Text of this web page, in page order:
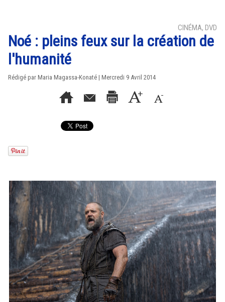
CINÉMA, DVD
Noé : pleins feux sur la création de
l'humanité
Rédigé par Maria Magassa-Konaté | Mercredi 9 Avril 2014